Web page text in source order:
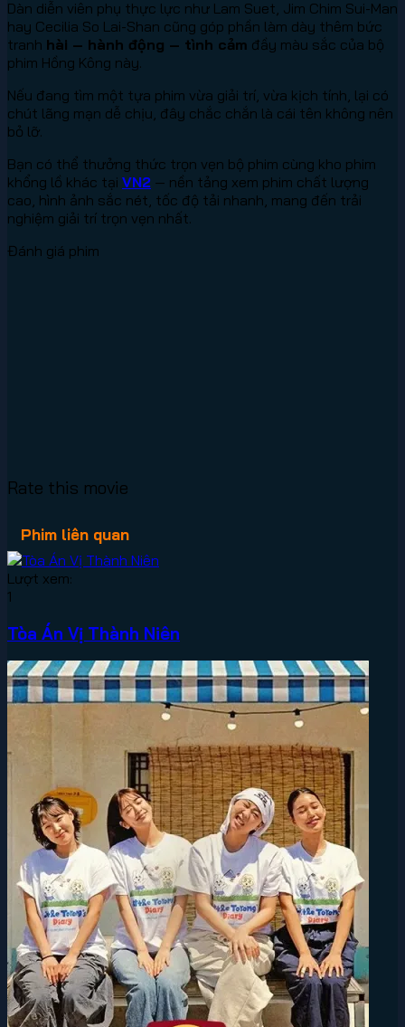
Dàn diễn viên phụ thực lực như Lam Suet, Jim Chim Sui-Man
hay Cecilia So Lai-Shan cũng góp phần làm dày thêm bức
tranh hài – hành động – tình cảm đầy màu sắc của bộ
phim Hồng Kông này.
Nếu đang tìm một tựa phim vừa giải trí, vừa kịch tính, lại có
chút lãng mạn dễ chịu, đây chắc chắn là cái tên không nên
bỏ lỡ.
Bạn có thể thưởng thức trọn vẹn bộ phim cùng kho phim
khổng lồ khác tại VN2 — nền tảng xem phim chất lượng
cao, hình ảnh sắc nét, tốc độ tải nhanh, mang đến trải
nghiệm giải trí trọn vẹn nhất.
Đánh giá phim
Rate this movie
Phim liên quan
Lượt xem:
1
Tòa Án Vị Thành Niên